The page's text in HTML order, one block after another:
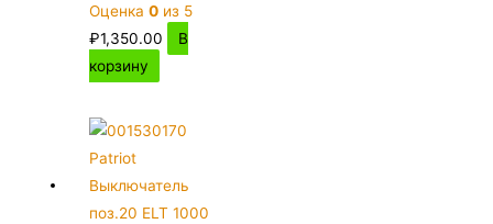
Оценка0 из 5
₽1,350.00
В
корзину